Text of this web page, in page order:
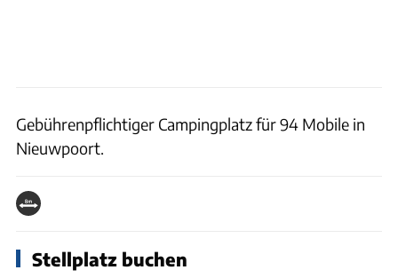
Gebührenpflichtiger Campingplatz für 94 Mobile in
Nieuwpoort.
Stellplatz buchen